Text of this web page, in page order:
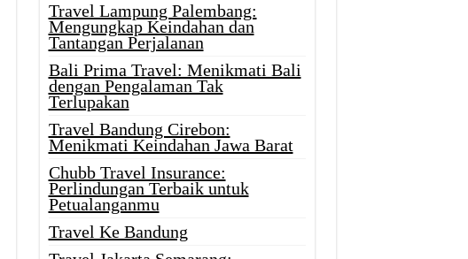
Travel Lampung Palembang:
Mengungkap Keindahan dan
Tantangan Perjalanan
Bali Prima Travel: Menikmati Bali
dengan Pengalaman Tak
Terlupakan
Travel Bandung Cirebon:
Menikmati Keindahan Jawa Barat
Chubb Travel Insurance:
Perlindungan Terbaik untuk
Petualanganmu
Travel Ke Bandung